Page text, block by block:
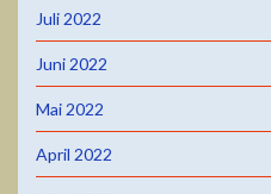
Juli 2022
Juni 2022
Mai 2022
April 2022